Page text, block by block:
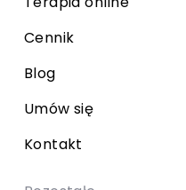
Cennik
Blog
Umów się
Kontakt